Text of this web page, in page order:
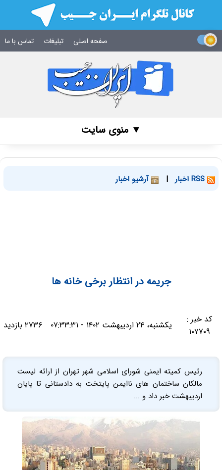
صفحه اصلی تبلیغات تماس با ما
▼ منوی سایت
| آرشیو اخبار
جریمه در انتظار برخی خانه ها
کد خبر :
۱۰۷۷۰۹
یکشنبه، ۲۴ اردیبهشت ۱۴۰۲ - ۰۷:۳۳:۳۱ ۲۷۳۶ بازدید
رئیس کمیته ایمنی شورای اسلامی شهر تهران از ارائه لیست
مالکان ساختمان‌ های ناایمن پایتخت به دادستانی تا پایان
اردیبهشت خبر داد و ...